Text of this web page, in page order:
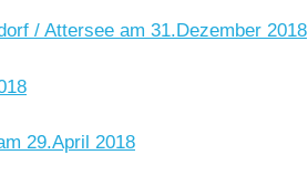
/ Attersee am 31.Dezember 2018
29.April 2018